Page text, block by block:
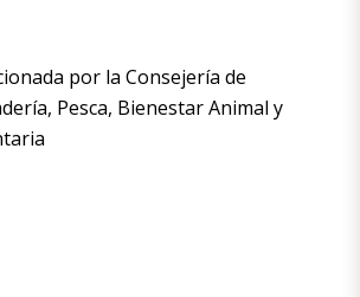
por la Consejería de
Pesca, Bienestar Animal y